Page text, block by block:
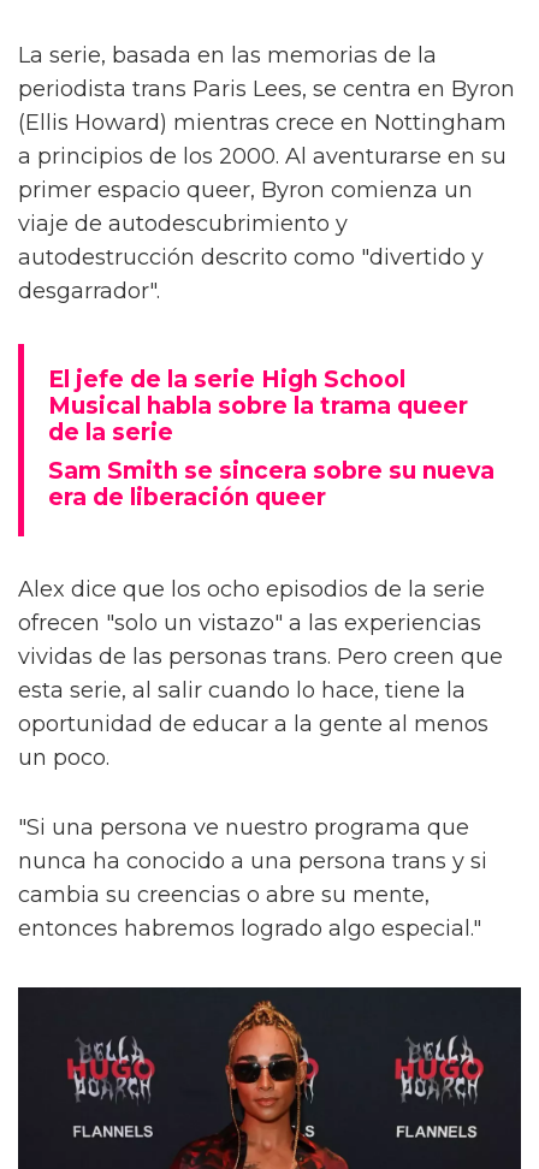
La serie, basada en las memorias de la
periodista trans Paris Lees, se centra en Byron
(Ellis Howard) mientras crece en Nottingham
a principios de los 2000. Al aventurarse en su
primer espacio queer, Byron comienza un
viaje de autodescubrimiento y
autodestrucción descrito como "divertido y
desgarrador".
El jefe de la serie High School
Musical habla sobre la trama queer
de la serie
Sam Smith se sincera sobre su nueva
era de liberación queer
Alex dice que los ocho episodios de la serie
ofrecen "solo un vistazo" a las experiencias
vividas de las personas trans. Pero creen que
esta serie, al salir cuando lo hace, tiene la
oportunidad de educar a la gente al menos
un poco.
"Si una persona ve nuestro programa que
nunca ha conocido a una persona trans y si
cambia su creencias o abre su mente,
entonces habremos logrado algo especial."